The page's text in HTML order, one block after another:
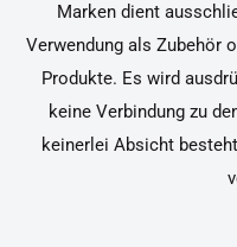
Marken dient
Verwendung als Zubehör
Produkte. Es wird
keine Verbindung zu
keinerlei Absicht